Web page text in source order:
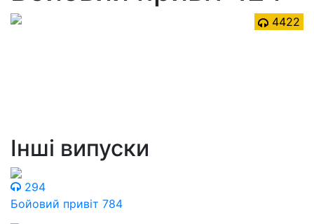
4422
Інші випуски
294
Бойовий привіт 784